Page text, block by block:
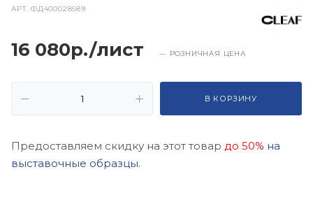
АРТ.ФД400028589
16 080р./лист — РОЗНИЧНАЯ ЦЕНА
В КОРЗИНУ
Предоставляем скидку на этот товар до 50% на
выставочные образцы.